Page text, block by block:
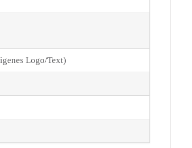
Logo/Text)